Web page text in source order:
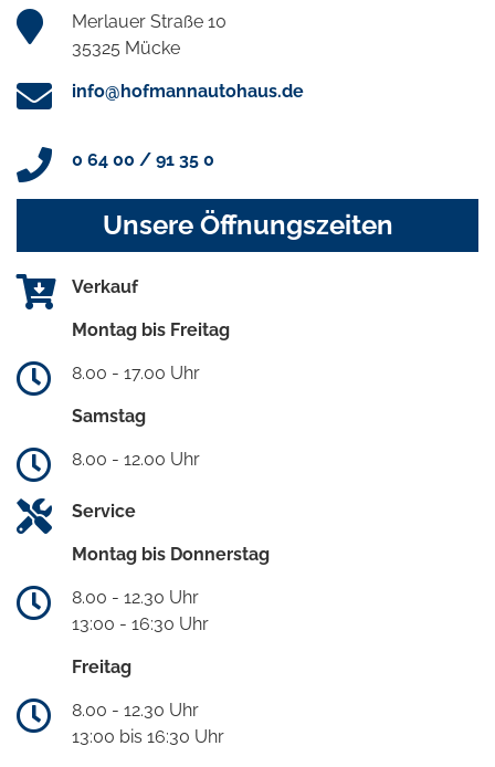
Merlauer Straße 10
35325 Mücke
info@hofmannautohaus.de
0 64 00 / 91 35 0
Unsere Öffnungszeiten
Verkauf
Montag bis Freitag
8.00 - 17.00 Uhr
Samstag
8.00 - 12.00 Uhr
Service
Montag bis Donnerstag
8.00 - 12.30 Uhr
13:00 - 16:30 Uhr
Freitag
8.00 - 12.30 Uhr
13:00 bis 16:30 Uhr